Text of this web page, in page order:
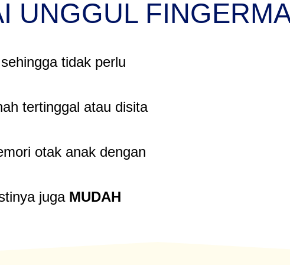
UNGGUL
tidak perlu
tertinggal atau disita
otak anak dengan
juga MUDAH